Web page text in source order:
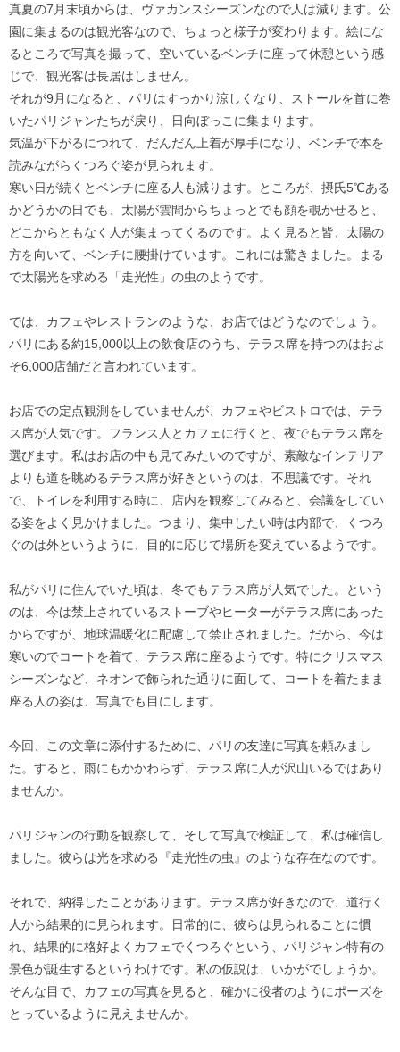
真夏の7月末頃からは、ヴァカンスシーズンなので人は減ります。公
園に集まるのは観光客なので、ちょっと様子が変わります。絵にな
るところで写真を撮って、空いているベンチに座って休憩という感
じで、観光客は長居はしません。
それが9月になると、パリはすっかり涼しくなり、ストールを首に巻
いたパリジャンたちが戻り、日向ぼっこに集まります。
気温が下がるにつれて、だんだん上着が厚手になり、ベンチで本を
読みながらくつろぐ姿が見られます。
寒い日が続くとベンチに座る人も減ります。ところが、摂氏5℃ある
かどうかの日でも、太陽が雲間からちょっとでも顔を覗かせると、
どこからともなく人が集まってくるのです。よく見ると皆、太陽の
方を向いて、ベンチに腰掛けています。これには驚きました。まる
で太陽光を求める「走光性」の虫のようです。
では、カフェやレストランのような、お店ではどうなのでしょう。
パリにある約15,000以上の飲食店のうち、テラス席を持つのはおよ
そ6,000店舗だと言われています。
お店での定点観測をしていませんが、カフェやビストロでは、テラ
ス席が人気です。フランス人とカフェに行くと、夜でもテラス席を
選びます。私はお店の中も見てみたいのですが、素敵なインテリア
よりも道を眺めるテラス席が好きというのは、不思議です。それ
で、トイレを利用する時に、店内を観察してみると、会議をしてい
る姿をよく見かけました。つまり、集中したい時は内部で、くつろ
ぐのは外というように、目的に応じて場所を変えているようです。
私がパリに住んでいた頃は、冬でもテラス席が人気でした。という
のは、今は禁止されているストーブやヒーターがテラス席にあった
からですが、地球温暖化に配慮して禁止されました。だから、今は
寒いのでコートを着て、テラス席に座るようです。特にクリスマス
シーズンなど、ネオンで飾られた通りに面して、コートを着たまま
座る人の姿は、写真でも目にします。
今回、この文章に添付するために、パリの友達に写真を頼みまし
た。すると、雨にもかかわらず、テラス席に人が沢山いるではあり
ませんか。
パリジャンの行動を観察して、そして写真で検証して、私は確信し
ました。彼らは光を求める『走光性の虫』のような存在なのです。
それで、納得したことがあります。テラス席が好きなので、道行く
人から結果的に見られます。日常的に、彼らは見られることに慣
れ、結果的に格好よくカフェでくつろぐという、パリジャン特有の
景色が誕生するというわけです。私の仮説は、いかがでしょうか。
そんな目で、カフェの写真を見ると、確かに役者のようにポーズを
とっているように見えませんか。